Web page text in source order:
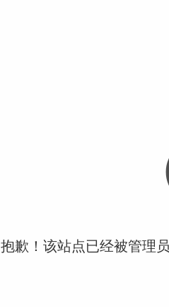
抱歉！该站点已经被管理